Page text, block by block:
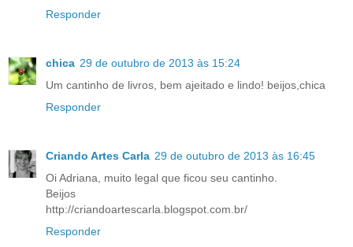
Responder
chica 29 de outubro de 2013 às 15:24
Um cantinho de livros, bem ajeitado e lindo! beijos,chica
Responder
Criando Artes Carla 29 de outubro de 2013 às 16:45
Oi Adriana, muito legal que ficou seu cantinho.
Beijos
http://criandoartescarla.blogspot.com.br/
Responder